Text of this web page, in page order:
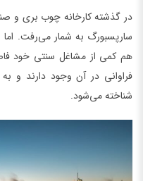
در گذشته کارخانه چوب بری و
سارپسبورگ به شمار می‌رفت.
هم کمی از مشاغل سنتی خود
فراوانی در آن وجود دارند و
شناخته می‌شود.